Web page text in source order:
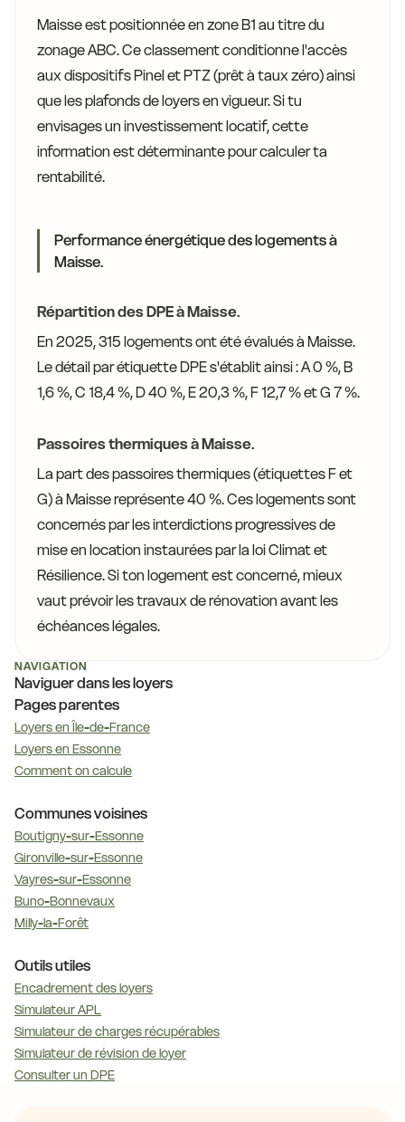
Maisse est positionnée en zone B1 au titre du
zonage ABC. Ce classement conditionne l'accès
aux dispositifs Pinel et PTZ (prêt à taux zéro) ainsi
que les plafonds de loyers en vigueur. Si tu
envisages un investissement locatif, cette
information est déterminante pour calculer ta
rentabilité.
Performance énergétique des logements à
Maisse.
Répartition des DPE à Maisse.
En 2025, 315 logements ont été évalués à Maisse.
Le détail par étiquette DPE s'établit ainsi : A 0 %, B
1,6 %, C 18,4 %, D 40 %, E 20,3 %, F 12,7 % et G 7 %.
Passoires thermiques à Maisse.
La part des passoires thermiques (étiquettes F et
G) à Maisse représente 40 %. Ces logements sont
concernés par les interdictions progressives de
mise en location instaurées par la loi Climat et
Résilience. Si ton logement est concerné, mieux
vaut prévoir les travaux de rénovation avant les
échéances légales.
NAVIGATION
Naviguer dans les loyers
Pages parentes
Loyers en Île-de-France
Loyers en Essonne
Comment on calcule
Communes voisines
Boutigny-sur-Essonne
Gironville-sur-Essonne
Vayres-sur-Essonne
Buno-Bonnevaux
Milly-la-Forêt
Outils utiles
Encadrement des loyers
Simulateur APL
Simulateur de charges récupérables
Simulateur de révision de loyer
Consulter un DPE